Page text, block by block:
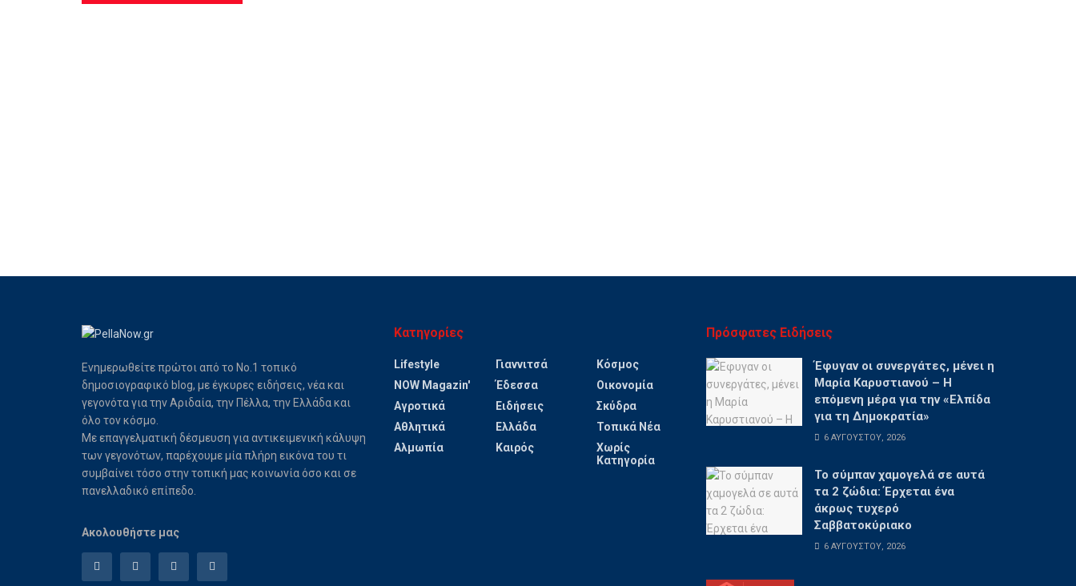
Ενημερωθείτε πρώτοι από το Νο.1 τοπικό
δημοσιογραφικό blog, με έγκυρες ειδήσεις, νέα και
γεγονότα για την Αριδαία, την Πέλλα, την Ελλάδα και
όλο τον κόσμο.
Με επαγγελματική δέσμευση για αντικειμενική κάλυψη
των γεγονότων, παρέχουμε μία πλήρη εικόνα του τι
συμβαίνει τόσο στην τοπική μας κοινωνία όσο και σε
πανελλαδικό επίπεδο.
Ακολουθήστε μας
Κατηγορίες
Lifestyle
NOW Magazin'
Αγροτικά
Αθλητικά
Αλμωπία
Γιαννιτσά
Έδεσσα
Ειδήσεις
Ελλάδα
Καιρός
Κόσμος
Οικονομία
Σκύδρα
Τοπικά Νέα
Χωρίς
Κατηγορία
Πρόσφατες Ειδήσεις
Έφυγαν οι συνεργάτες, μένει η
Μαρία Καρυστιανού – Η
επόμενη μέρα για την «Ελπίδα
για τη Δημοκρατία»
6 ΑΥΓΟΎΣΤΟΥ, 2026
Το σύμπαν χαμογελά σε αυτά
τα 2 ζώδια: Έρχεται ένα
άκρως τυχερό
Σαββατοκύριακο
6 ΑΥΓΟΎΣΤΟΥ, 2026